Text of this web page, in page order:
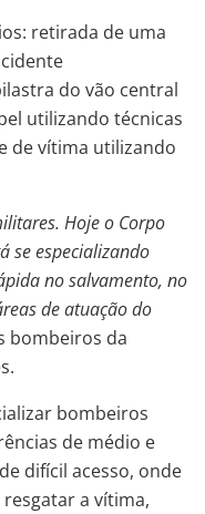
retirada de uma
do vão central
utilizando técnicas
de vítima utilizando
Hoje o Corpo
se especializando
no salvamento, no
de atuação do
bombeiros da
bombeiros
de médio e
difícil acesso, onde
a vítima,